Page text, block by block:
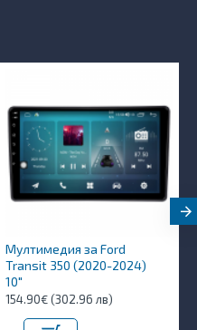
Мултимедия за Ford
Transit 350 (2020-2024)
10″
154.90€ (302.96 лв)